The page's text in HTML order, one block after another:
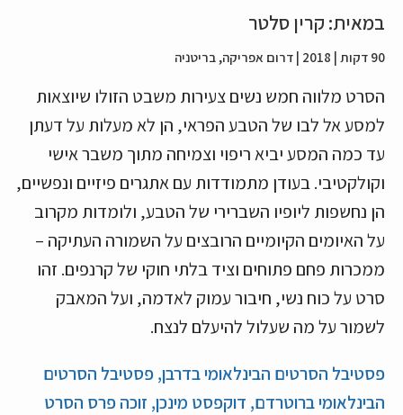
במאית: קרין סלטר
90 דקות | 2018 | דרום אפריקה, בריטניה
הסרט מלווה חמש נשים צעירות משבט הזולו שיוצאות
למסע אל לבו של הטבע הפראי, הן לא מעלות על דעתן
עד כמה המסע יביא ריפוי וצמיחה מתוך משבר אישי
וקולקטיבי. בעודן מתמודדות עם אתגרים פיזיים ונפשיים,
הן נחשפות ליופיו השברירי של הטבע, ולומדות מקרוב
על האיומים הקיומיים הרובצים על השמורה העתיקה –
ממכרות פחם פתוחים וציד בלתי חוקי של קרנפים. זהו
סרט על כוח נשי, חיבור עמוק לאדמה, ועל המאבק
לשמור על מה שעלול להיעלם לנצח.
פסטיבל הסרטים הבינלאומי בדרבן, פסטיבל הסרטים
הבינלאומי ברוטרדם, דוקפסט מינכן, זוכה פרס הסרט